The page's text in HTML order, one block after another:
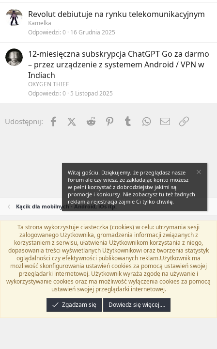
Revolut debiutuje na rynku telekomunikacyjnym
Kamelka
Odpowiedzi 0 16 Grudnia 2025
12-miesięczna subskrypcja ChatGPT Go za darmo
– przez urządzenie z systemem Android / VPN w
Indiach
OXYGEN THIEF
Odpowiedzi 0 5 Listopad 2025
Udostępnij: FacebookX (Twitter)
Reddit PinterestTumblr WhatsApp
Email
Kącik dla mobilnych - Android, iOs itp.
Flat Awesome + (Parent DO NOT EDIT)
Polski (PL)
Kontakt
Regulamin Polityka prywatności Pomoc
TwitterKontakt
RSS
Community platform by XenForo® © 2010-2024 XenForo Ltd.
programyzadarmo.net.pl . | Xenforo Add-ons
Email Check by MPM.PM
Witaj gościu. Dziękujemy, że przeglądasz nasze
forum ale czy wiesz, że zakładając konto możesz
w pełni korzystać z dobrodziejstw jakimi są
promocje i konkursy. Nie zobaczysz tu też żadnych
reklam a rejestracja zajmie Ci tylko chwilę.
Ta strona wykorzystuje ciasteczka (cookies) w celu: utrzymania sesji
zalogowanego Użytkownika, gromadzenia informacji związanych z
korzystaniem z serwisu, ułatwienia Użytkownikom korzystania z niego,
dopasowania treści wyświetlanych Użytkownikowi oraz tworzenia statystyk
oglądalności czy efektywności publikowanych reklam.Użytkownik ma
możliwość skonfigurowania ustawień cookies za pomocą ustawień swojej
przeglądarki internetowej. Użytkownik wyraża zgodę na używanie i
wykorzystywanie cookies oraz ma możliwość wyłączenia cookies za pomocą
ustawień swojej przeglądarki internetowej.
Zgadzam się
Dowiedz się więcej.…